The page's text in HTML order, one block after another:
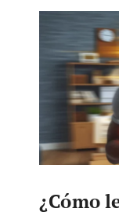
¿Cómo